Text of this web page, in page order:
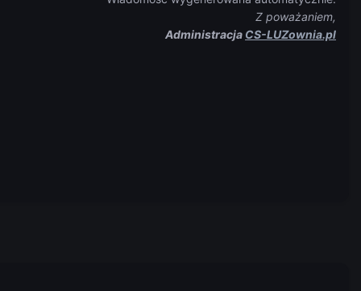
Z poważaniem,
Administracja CS-LUZownia.pl